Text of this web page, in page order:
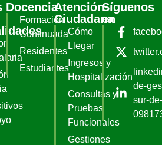
Docencia
Formación
Continuada
Residentes
Estudiantes
Atención
Ciudadana
Cómo
Llegar
Ingresos y
Hospitalización
Consultas y
Pruebas
Funcionales
Gestiones
Síguenos
en
de-
sur-